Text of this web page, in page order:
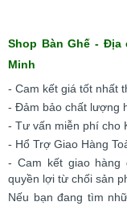
Shop Bàn Ghế -
Minh
- Cam kết giá tốt nhất
- Đảm bảo chất lượng
- Tư vấn miễn phí cho
- Hổ Trợ Giao Hàng
- Cam kết giao hàng
quyền lợi từ chối sản
Nếu bạn đang tìm